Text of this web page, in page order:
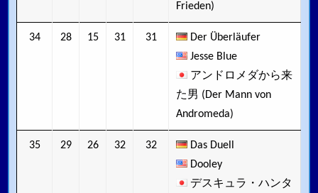
Frieden)
34 28 15 31 31
Der Überläufer
Jesse Blue
アンドロメダから来
た男 (Der Mann von
Andromeda)
35 29 26 32 32
Das Duell
Dooley
デスキュラ・ハンタ